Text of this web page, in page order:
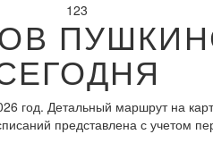
123
год. Детальный маршрут на
представлена с учетом